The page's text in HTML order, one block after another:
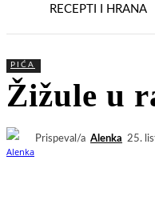
RECEPTI I HRANA
PIĆA
Žižule u
Prispeval/a Alenka 25.